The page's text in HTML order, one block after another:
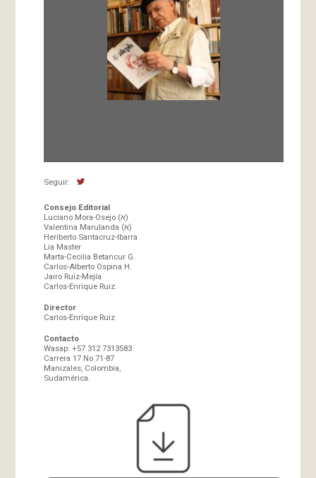
Seguir:
Consejo Editorial
Luciano Mora-Osejo (א)
Valentina Marulanda (א)
Heriberto Santacruz-Ibarra
Lia Master
Marta-Cecilia Betancur G.
Carlos-Alberto Ospina H.
Jairo Ruiz-Mejía
Carlos-Enrique Ruiz.
Director
Carlos-Enrique Ruiz
Contacto
Wasap: +57 312 7313583
Carrera 17 No 71-87
Manizales, Colombia,
Sudamérica.